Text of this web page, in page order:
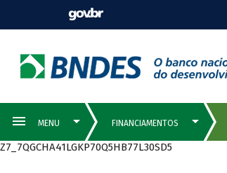
Z7_7QGCHA41LGKP70Q5HB77L30SD5